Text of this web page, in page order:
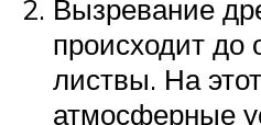
Вызревание
происходит до
листвы. На
атмосферные